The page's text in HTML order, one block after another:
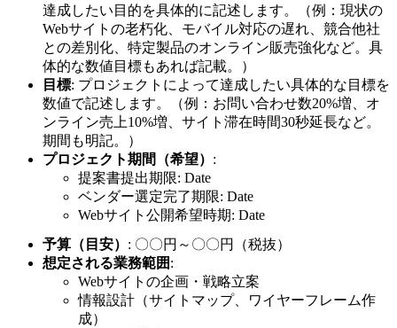
達成したい目的を具体的に記述します。（例：現状の
Webサイトの老朽化、モバイル対応の遅れ、競合他社
との差別化、特定製品のオンライン販売強化など。具
体的な数値目標もあれば記載。）
目標: プロジェクトによって達成したい具体的な目標を
数値で記述します。（例：お問い合わせ数20%増、オ
ンライン売上10%増、サイト滞在時間30秒延長など。
期間も明記。）
プロジェクト期間（希望） :
提案書提出期限: Date
ベンダー選定完了期限: Date
Webサイト公開希望時期: Date
予算（目安） : 〇〇円～〇〇円（税抜）
想定される業務範囲:
Webサイトの企画・戦略立案
情報設計（サイトマップ、ワイヤーフレーム作
成）